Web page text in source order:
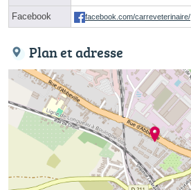
Facebook facebook.com/carreveterinaire/
Plan et adresse